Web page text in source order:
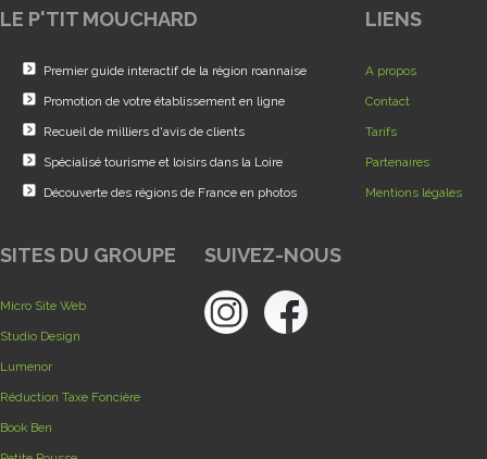
LE P'TIT MOUCHARD
Premier guide interactif de la région roannaise
Promotion de votre établissement en ligne
Recueil de milliers d'avis de clients
Spécialisé tourisme et loisirs dans la Loire
Découverte des régions de France en photos
LIENS
A propos
Contact
Tarifs
Partenaires
Mentions légales
SITES DU GROUPE
Micro Site Web
Studio Design
Lumenor
Réduction Taxe Foncière
Book Ben
SUIVEZ-NOUS